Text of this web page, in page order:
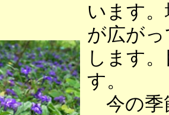
います
が広が
します
す。
今の季